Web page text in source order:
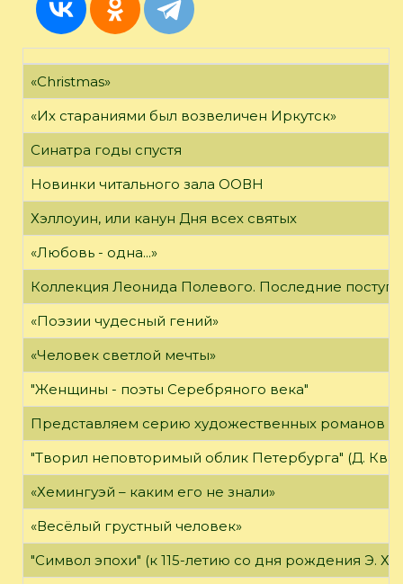
«Christmas»
«Их стараниями был возвеличен Иркутск»
Синатра годы спустя
Новинки читального зала ООВН
Хэллоуин, или канун Дня всех святых
«Любовь - одна...»
Коллекция Леонида Полевого. Последние
«Поэзии чудесный гений»
«Человек светлой мечты»
"Женщины - поэты Серебряного века"
Представляем серию художественных романов
"Творил неповторимый облик Петербурга" (Д.
«Хемингуэй – каким его не знали»
«Весёлый грустный человек»
"Символ эпохи" (к 115-летию со дня рождения Э.